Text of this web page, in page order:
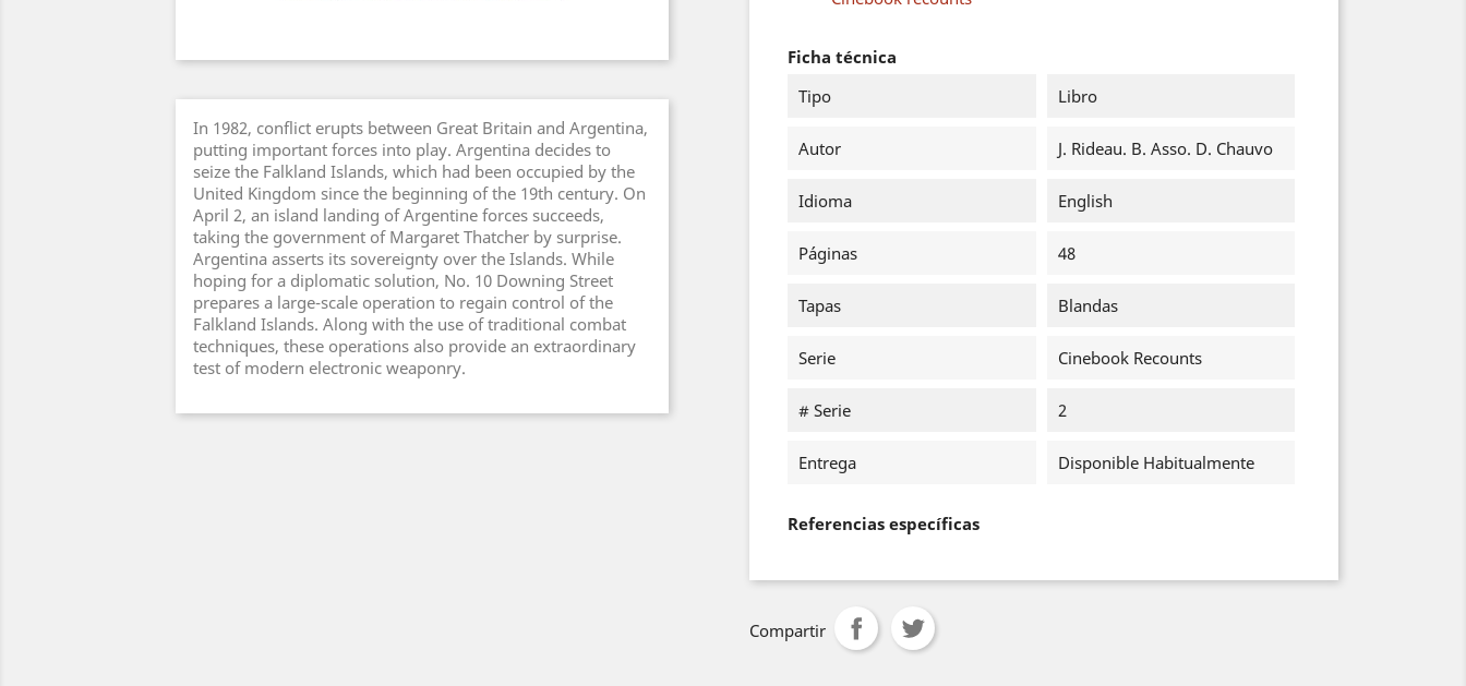
In 1982, conflict erupts between Great Britain and Argentina,
putting important forces into play. Argentina decides to
seize the Falkland Islands, which had been occupied by the
United Kingdom since the beginning of the 19th century. On
April 2, an island landing of Argentine forces succeeds,
taking the government of Margaret Thatcher by surprise.
Argentina asserts its sovereignty over the Islands. While
hoping for a diplomatic solution, No. 10 Downing Street
prepares a large-scale operation to regain control of the
Falkland Islands. Along with the use of traditional combat
techniques, these operations also provide an extraordinary
test of modern electronic weaponry.
Ficha técnica
Tipo
Libro
Autor J. Rideau. B. Asso. D. Chauvo
Idioma English
Páginas 48
Tapas Blandas
Serie Cinebook Recounts
# Serie 2
Entrega Disponible Habitualmente
Referencias específicas
Compartir